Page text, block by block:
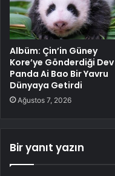
Albüm: Çin’in Güney
Kore’ye Gönderdiği Dev
Panda Ai Bao Bir Yavru
Dünyaya Getirdi
Ağustos 7, 2026
Bir yanıt yazın